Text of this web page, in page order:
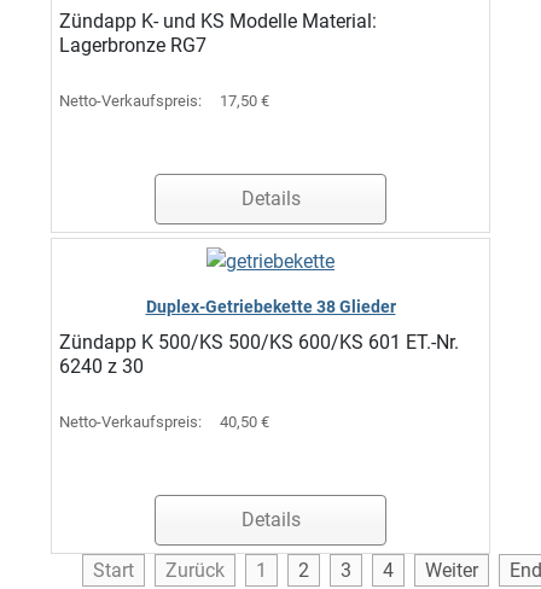
Zündapp K- und KS Modelle Material:
Lagerbronze RG7
Netto-Verkaufspreis: 17,50 €
Details
Duplex-Getriebekette 38 Glieder
Zündapp K 500/KS 500/KS 600/KS 601 ET.-Nr.
6240 z 30
Netto-Verkaufspreis: 40,50 €
Details
Start Zurück 1 2 3 4 Weiter